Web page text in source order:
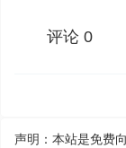
评论 0
声明：本站是免费